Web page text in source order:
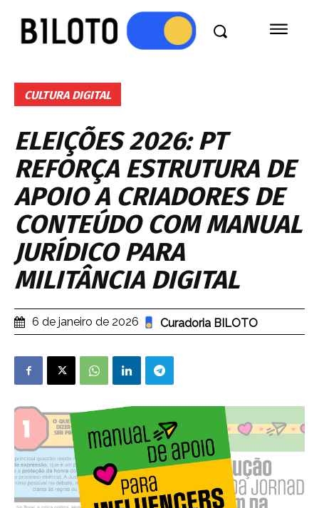
CULTURA DIGITAL
ELEIÇÕES 2026: PT
REFORÇA ESTRUTURA DE
APOIO A CRIADORES DE
CONTEÚDO COM MANUAL
JURÍDICO PARA
MILITÂNCIA DIGITAL
6 de janeiro de 2026 Curadoria BILOTO